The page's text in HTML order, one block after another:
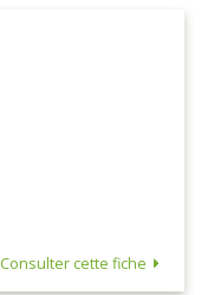
Consulter cette fiche